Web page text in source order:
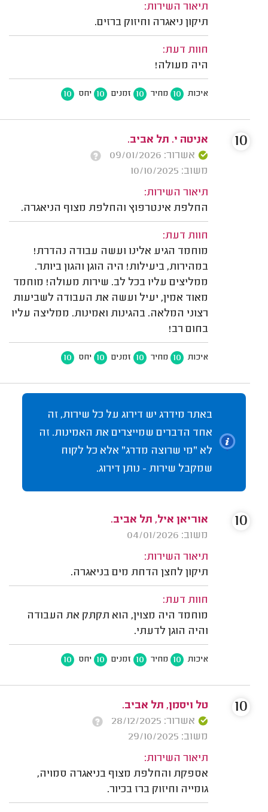
תיאור השירות:
תיקון ניאגרה וחיזוק ברזים.
חוות דעת:
היה מעולה!
איכות 10 מחיר 10 זמנים 10 יחס 10
אניטה י. תל אביב.
אשרור: 09/01/2026
משוב: 10/10/2025
תיאור השירות:
החלפת אינטרפוץ והחלפת מצוף הניאגרה.
חוות דעת:
מוחמד הגיע אלינו ועשה עבודה נהדרת!
במהירות, ביעילות! היה הוגן והגון ביותר.
ממליצים עליו בכל לב. שירות מעולה! מוחמד
מאוד אמין, יעיל ועשה את העבודה לשביעות
רצוני המלאה. בהגינות ואמינות. ממליצה עליו
בחום רב!
איכות 10 מחיר 10 זמנים 10 יחס 10
10
באתר מידרג יש דירוג על כל שירות, זה
אחד הדברים שמייצרים את האמינות. זה
לא "מי שרוצה מדרג" אלא כל לקוח
שמקבל שירות - נותן דירוג.
אוריאן איל, תל אביב.
משוב: 04/01/2026
תיאור השירות:
תיקון לחצן הדחת מים בניאגרה.
חוות דעת:
מוחמד היה מצוין, הוא תקתק את העבודה
והיה הוגן לדעתי.
איכות 10 מחיר 10 זמנים 10 יחס 10
10
טל ויסמן, תל אביב.
אשרור: 28/12/2025
משוב: 29/10/2025
תיאור השירות:
אספקת והחלפת מצוף בניאגרה סמויה,
גומייה וחיזוק ברז בכיור.
10